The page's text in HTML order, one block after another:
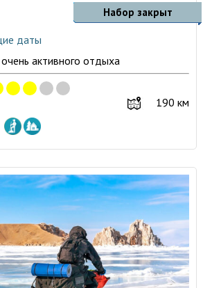
Набор закрыт
даты
активного отдыха
190 км